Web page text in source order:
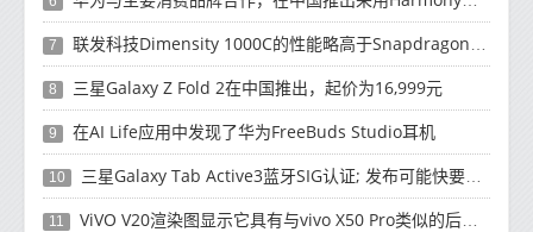
7 联发科技Dimensity 1000C的性能略高于Snapdragon 765G
8 三星Galaxy Z Fold 2在中国推出，起价为16,999元
9 在AI Life应用中发现了华为FreeBuds Studio耳机
10 三星Galaxy Tab Active3蓝牙SIG认证; 发布可能快要结束了
11 ViVO V20渲染图显示它具有与vivo X50 Pro类似的后部设计